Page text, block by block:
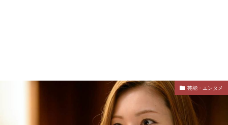
芸能・エンタメ